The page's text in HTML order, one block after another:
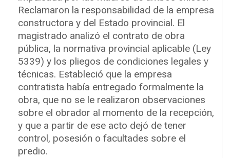
Reclamaron la responsabilidad de la empresa
constructora y del Estado provincial. El
magistrado analizó el contrato de obra
pública, la normativa provincial aplicable (Ley
5339) y los pliegos de condiciones legales y
técnicas. Estableció que la empresa
contratista había entregado formalmente la
obra, que no se le realizaron observaciones
sobre el obrador al momento de la recepción,
y que a partir de ese acto dejó de tener
control, posesión o facultades sobre el
predio.